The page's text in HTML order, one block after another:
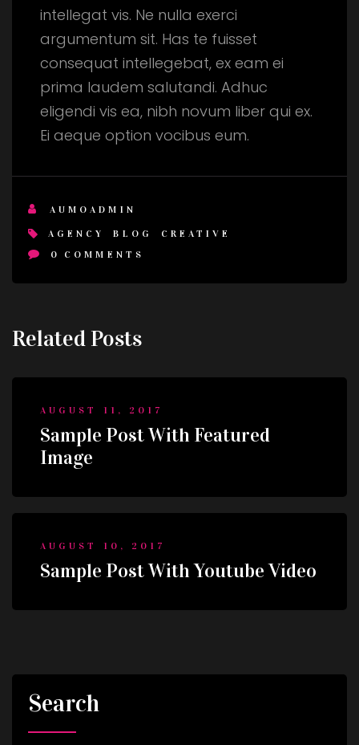
intellegat vis. Ne nulla exerci
argumentum sit. Has te fuisset
consequat intellegebat, ex eam ei
prima laudem salutandi. Adhuc
eligendi vis ea, nibh novum liber qui ex.
Ei aeque option vocibus eum.
AUMOADMIN
AGENCY BLOG
CREATIVE
0
COMMENTS
Related Posts
AUGUST 11, 2017
Sample Post With Featured
Image
AUGUST 10, 2017
Sample Post With Youtube Video
Search